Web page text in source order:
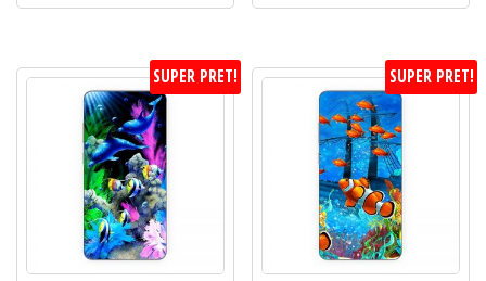
SUPER PRET! SUPER PRET!